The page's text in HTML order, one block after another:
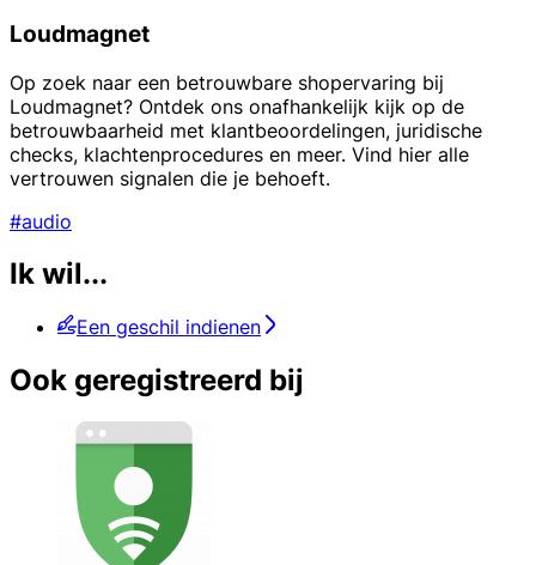
Loudmagnet
Op zoek naar een betrouwbare shopervaring bij
Loudmagnet? Ontdek ons onafhankelijk kijk op de
betrouwbaarheid met klantbeoordelingen, juridische
checks, klachtenprocedures en meer. Vind hier alle
vertrouwen signalen die je behoeft.
#audio
Ik wil...
Een geschil indienen
Ook geregistreerd bij